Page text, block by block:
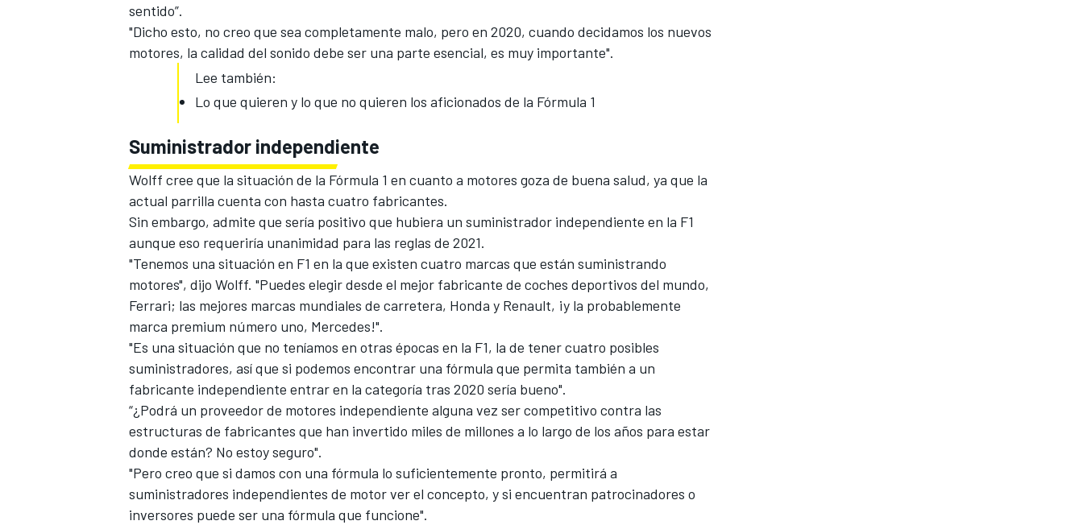
MÁS CATEGORÍAS
sentido”.
"Dicho esto, no creo que sea completamente malo, pero en 2020, cuando decidamos los nuevos
motores, la calidad del sonido debe ser una parte esencial, es muy importante".
Lee también:
Lo que quieren y lo que no quieren los aficionados de la Fórmula 1
Suministrador independiente
Wolff cree que la situación de la Fórmula 1 en cuanto a motores goza de buena salud, ya que la
actual parrilla cuenta con hasta cuatro fabricantes.
Sin embargo, admite que sería positivo que hubiera un suministrador independiente en la F1
aunque eso requeriría unanimidad para las reglas de 2021.
"Tenemos una situación en F1 en la que existen cuatro marcas que están suministrando
motores", dijo Wolff. "Puedes elegir desde el mejor fabricante de coches deportivos del mundo,
Ferrari; las mejores marcas mundiales de carretera, Honda y Renault, ¡y la probablemente
marca premium número uno, Mercedes!".
"Es una situación que no teníamos en otras épocas en la F1, la de tener cuatro posibles
suministradores, así que si podemos encontrar una fórmula que permita también a un
fabricante independiente entrar en la categoría tras 2020 sería bueno".
“¿Podrá un proveedor de motores independiente alguna vez ser competitivo contra las
estructuras de fabricantes que han invertido miles de millones a lo largo de los años para estar
donde están? No estoy seguro".
"Pero creo que si damos con una fórmula lo suficientemente pronto, permitirá a
suministradores independientes de motor ver el concepto, y si encuentran patrocinadores o
inversores puede ser una fórmula que funcione".